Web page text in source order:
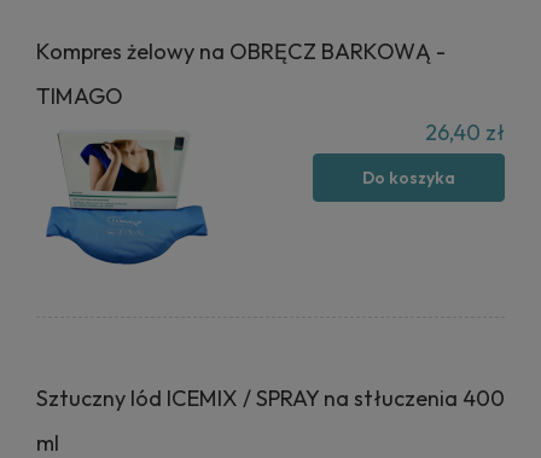
Kompres żelowy na OBRĘCZ BARKOWĄ -
TIMAGO
26,40 zł
Do koszyka
Sztuczny lód ICEMIX / SPRAY na stłuczenia 400
ml